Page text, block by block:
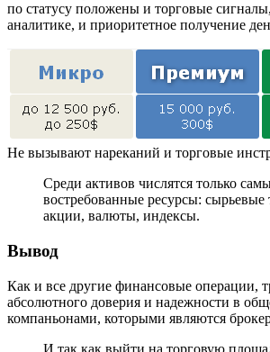
по статусу положены и торговые
аналитике, и приоритетное получение
Не вызывают нареканий и торговые
Среди активов числятся только
востребованные ресурсы: сырьевые
акции, валюты, индексы.
Вывод
Как и все другие финансовые операции,
абсолютного доверия и надежности в
компаньонами, которыми являются
И так как выйти на торговую